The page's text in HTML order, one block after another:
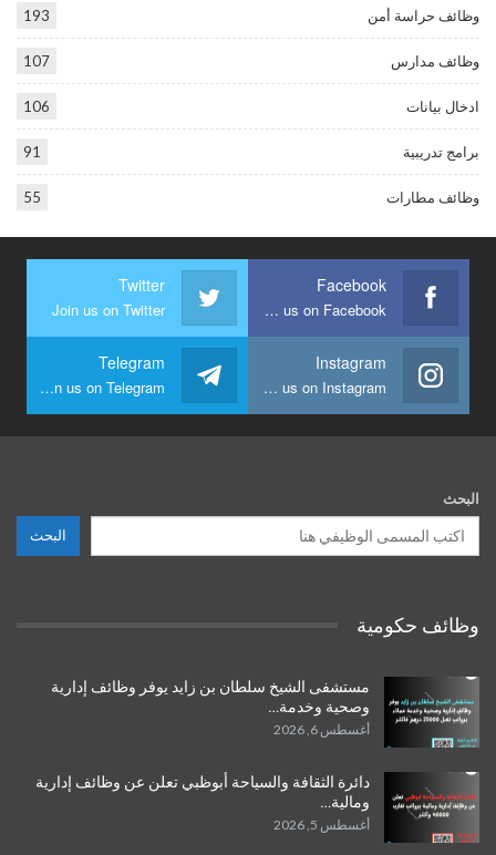
وظائف حراسة أمن 193
وظائف مدارس 107
ادخال بيانات 106
برامج تدريبية 91
وظائف مطارات 55
Facebook
Join us on Facebook
Twitter
Join us on Twitter
Instagram
Join us on Instagram
Telegram
Join us on Telegram
البحث
البحث
وظائف حكومية
مستشفى الشيخ سلطان بن زايد يوفر وظائف إدارية
وصحية وخدمة…
أغسطس 6, 2026
دائرة الثقافة والسياحة أبوظبي تعلن عن وظائف إدارية
ومالية…
أغسطس 5, 2026